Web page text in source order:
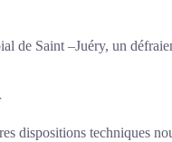
de Saint –Juéry, un
dispositions techniques